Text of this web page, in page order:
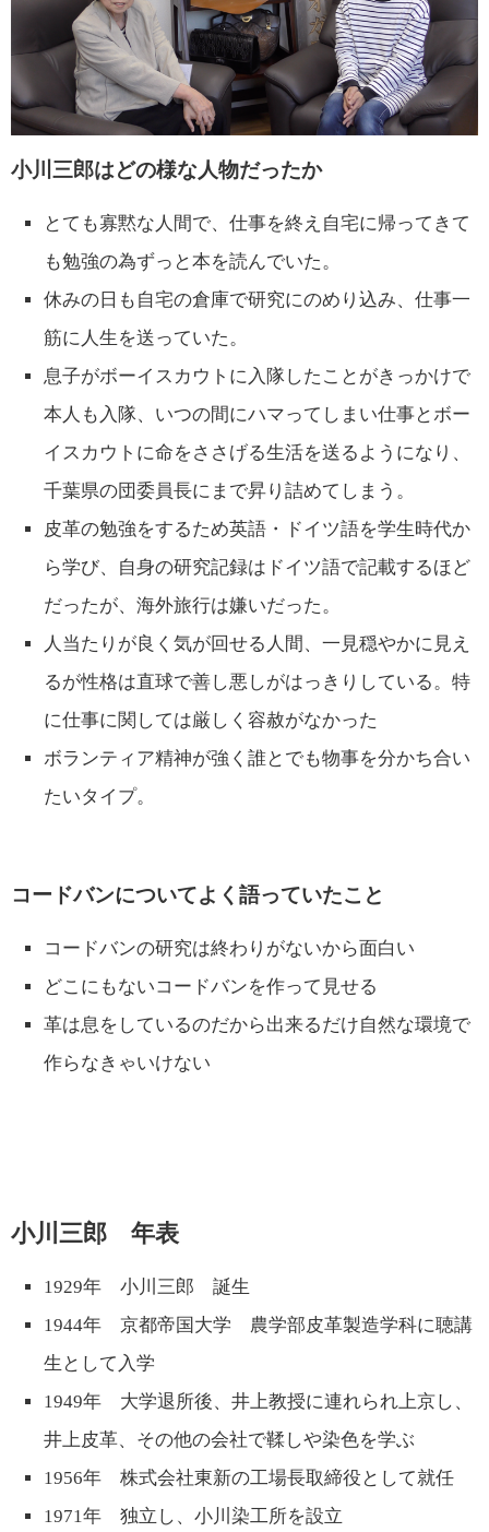
小川三郎はどの様な人物だったか
とても寡黙な人間で、仕事を終え自宅に帰ってきて
も勉強の為ずっと本を読んでいた。
休みの日も自宅の倉庫で研究にのめり込み、仕事一
筋に人生を送っていた。
息子がボーイスカウトに入隊したことがきっかけで
本人も入隊、いつの間にハマってしまい仕事とボー
イスカウトに命をささげる生活を送るようになり、
千葉県の団委員長にまで昇り詰めてしまう。
皮革の勉強をするため英語・ドイツ語を学生時代か
ら学び、自身の研究記録はドイツ語で記載するほど
だったが、海外旅行は嫌いだった。
人当たりが良く気が回せる人間、一見穏やかに見え
るが性格は直球で善し悪しがはっきりしている。特
に仕事に関しては厳しく容赦がなかった
ボランティア精神が強く誰とでも物事を分かち合い
たいタイプ。
コードバンについてよく語っていたこと
コードバンの研究は終わりがないから面白い
どこにもないコードバンを作って見せる
革は息をしているのだから出来るだけ自然な環境で
作らなきゃいけない
小川三郎 年表
1929年 小川三郎 誕生
1944年 京都帝国大学 農学部皮革製造学科に聴講
生として入学
1949年 大学退所後、井上教授に連れられ上京し、
井上皮革、その他の会社で鞣しや染色を学ぶ
1956年 株式会社東新の工場長取締役として就任
1971年 独立し、小川染工所を設立